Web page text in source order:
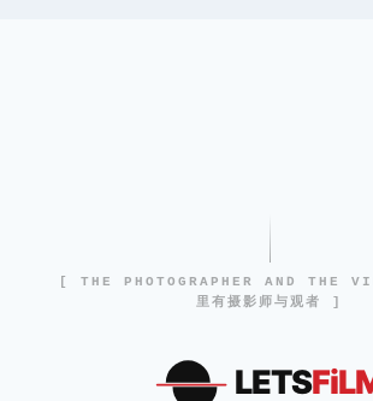
[ THE PHOTOGRAPHER AND THE
里有摄影师与观者 ]
LETS